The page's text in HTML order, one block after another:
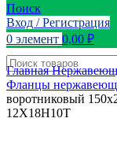
Поиск
Вход / Регистрация
0 элемент 0,00 ₽
Главная
Фланцы
воротниковый
12Х18Н10Т